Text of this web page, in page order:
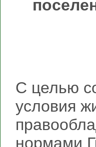
С целью
условия
нормами